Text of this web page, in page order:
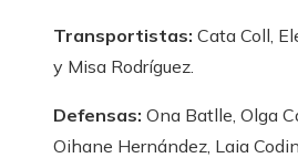
Transportistas: Cata Coll,
y Misa Rodríguez.
Defensas: Ona Batlle, Olga
Oihane Hernández, Laia